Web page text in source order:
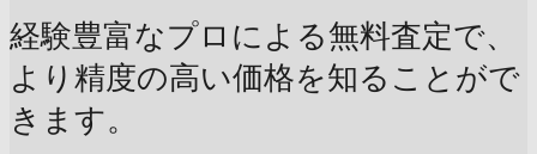
経験豊富なプロによる無料査定で、
より精度の高い価格を知ることがで
きます。